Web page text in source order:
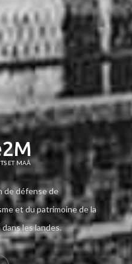
ET MAÂ
de défense de
et du patrimoine de la
les landes.